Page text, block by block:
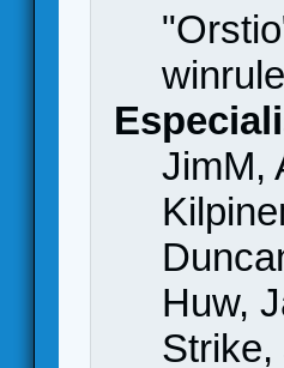
JimM,
Huw,